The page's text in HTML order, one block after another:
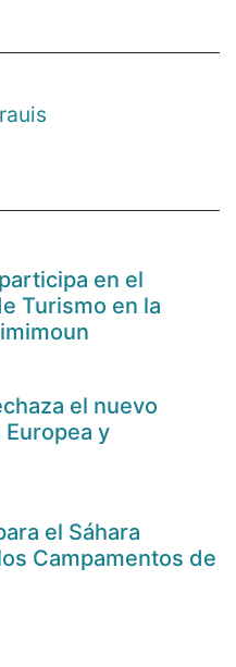
en el
Turismo en la
el nuevo
y
el Sáhara
Campamentos de